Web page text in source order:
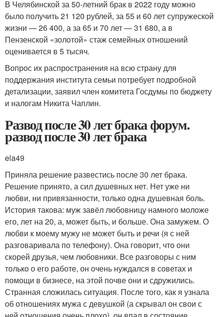
В Челябинской за 50-летний брак в 2022 году можно
было получить 21 120 рублей, за 55 и 60 лет супружеской
жизни — 26 400, а за 65 и 70 лет — 31 680, а в
Пензенской «золотой» стаж семейных отношений
оценивается в 5 тысяч.
Вопрос их распространения на всю страну для
поддержания института семьи потребует подробной
детализации, заявил член комитета Госдумы по бюджету
и налогам Никита Чаплин.
Развод после 30 лет брака форум.
развод после 30 лет брака
ela49
Приняла решение развестись после 30 лет брака.
Решение принято, а сил душевных нет. Нет уже ни
любви, ни привязанности, только одна душевная боль.
История такова: муж завёл любовницу намного моложе
его, лет на 20, а, может быть, и больше. Она замужем. О
любви к моему мужу не может быть и речи (я с ней
разговаривала по телефону). Она говорит, что они
скорей друзья, чем любовники. Все разговоры с ним
только о его работе, он очень нуждался в советах и
помощи в бизнесе, на этой почве они и сдружились.
Странная сложилась ситуация. После того, как я узнала
об отношениях мужа с девушкой (а скрывал он свои с